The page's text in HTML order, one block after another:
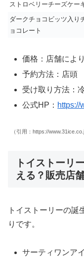
ストロベリーチーズケー
ダークチョコビッツ入り
ョコレート
価格：店舗によ
予約方法：店頭
受け取り方法：
公式HP： https://
（引用：https://
トイストーリ
える？販売店
トイストーリーの誕
りです。
サーティワンア